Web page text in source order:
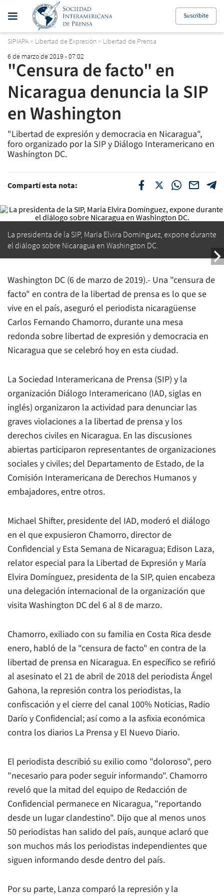
Suscribite
SIPIAPA> Libertad de Expresión> Libertad de Prensa
6 de marzo de 2019 - 07:02
"Censura de facto" en
Nicaragua denuncia la SIP
en Washington
"Libertad de expresión y democracia en Nicaragua",
foro organizado por la SIP y Diálogo Interamericano en
Washington DC.
Compartí esta nota:
La presidenta de la SIP, María Elvira Domínguez, expone durante
el diálogo sobre Nicaragua en Washington DC.
Washington DC (6 de marzo de 2019).- Una "censura de
facto" en contra de la libertad de prensa es lo que se
vive en el país, aseguró el periodista nicaragüense
Carlos Fernando Chamorro, durante una mesa
redonda sobre libertad de expresión y democracia en
Nicaragua que se celebró hoy en esta ciudad.
La Sociedad Interamericana de Prensa (SIP) y la
organización Diálogo Interamericano (IAD, siglas en
inglés) organizaron la actividad para denunciar las
graves violaciones a la libertad de prensa y los
derechos civiles en Nicaragua. En las discusiones
abiertas participaron representantes de organizaciones
sociales y civiles; del Departamento de Estado, de la
Comisión Interamericana de Derechos Humanos y
embajadores, entre otros.
Michael Shifter, presidente del IAD, moderó el diálogo
en el que expusieron Chamorro, director de
Confidencial y Esta Semana de Nicaragua; Edison Laza,
relator especial para la Libertad de Expresión y María
Elvira Domínguez, presidenta de la SIP, quien encabeza
una delegación internacional de la organización que
visita Washington DC del 6 al 8 de marzo.
Chamorro, exiliado con su familia en Costa Rica desde
enero, habló de la "censura de facto" en contra de la
libertad de prensa en Nicaragua. En específico se refirió
al asesinato el 21 de abril de 2018 del periodista Ángel
Gahona, la represión contra los periodistas, la
confiscación y el cierre del canal 100% Noticias, Radio
Darío y Confidencial; así como a la asfixia económica
contra los diarios La Prensa y El Nuevo Diario.
El periodista describió su exilio como "doloroso", pero
"necesario para poder seguir informando". Chamorro
reveló que la mitad del equipo de Redacción de
Confidencial permanece en Nicaragua, "reportando
desde un lugar clandestino". Dijo que al menos unos
50 periodistas han salido del país, aunque aclaró que
son muchos más los periodistas independientes que
siguen informando desde dentro del país.
Por su parte, Lanza comparó la represión y la